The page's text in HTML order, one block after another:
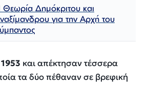
Δημόκριτου και
για την Αρχή του
1953 και απέκτησαν τέσσερα
τα δύο πέθαναν σε βρεφική